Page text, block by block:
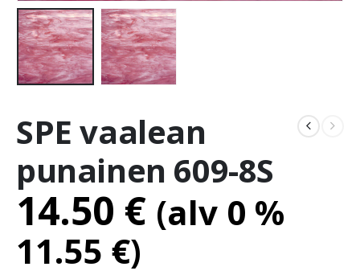
SPE vaalean
punainen 609-8S
14.50 € (alv 0 %
11.55 €)